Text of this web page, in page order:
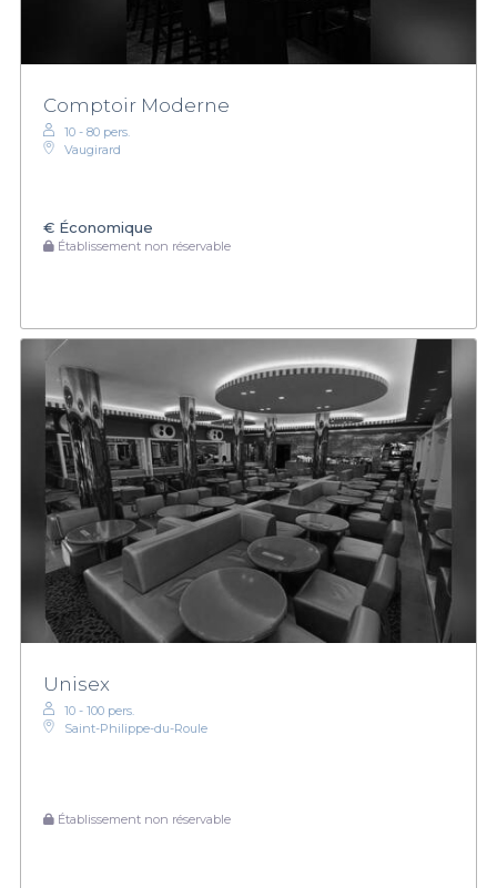
Comptoir Moderne
10 - 80 pers.
Vaugirard
€ Économique
Établissement non réservable
Unisex
10 - 100 pers.
Saint-Philippe-du-Roule
Établissement non réservable